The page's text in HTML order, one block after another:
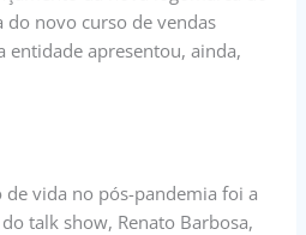
do novo curso de vendas
entidade apresentou, ainda,
vida no pós-pandemia foi a
talk show, Renato Barbosa,